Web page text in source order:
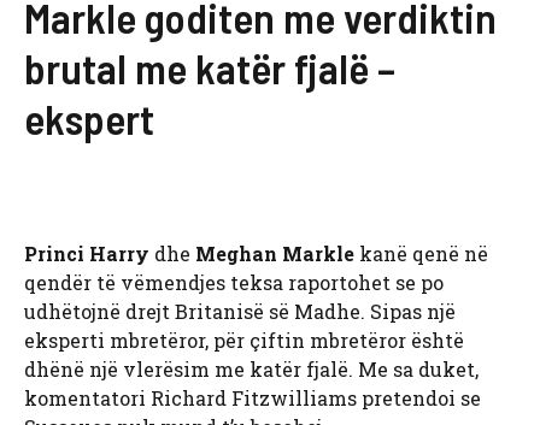
Markle goditen me verdiktin
brutal me katër fjalë –
ekspert
Princi Harry dhe Meghan Markle kanë qenë në
qendër të vëmendjes teksa raportohet se po
udhëtojnë drejt Britanisë së Madhe. Sipas një
eksperti mbretëror, për çiftin mbretëror është
dhënë një vlerësim me katër fjalë. Me sa duket,
komentatori Richard Fitzwilliams pretendoi se